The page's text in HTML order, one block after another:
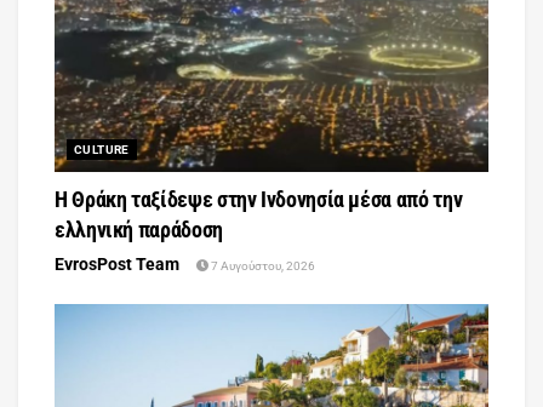
CULTURE
Η Θράκη ταξίδεψε στην Ινδονησία μέσα από την
ελληνική παράδοση
EvrosPost Team 7 Αυγούστου, 2026